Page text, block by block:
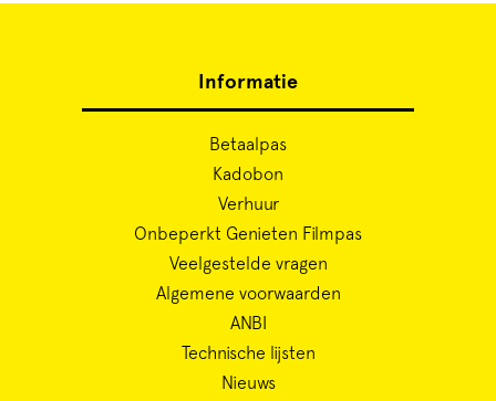
Informatie
Betaalpas
Kadobon
Verhuur
Onbeperkt Genieten Filmpas
Veelgestelde vragen
Algemene voorwaarden
ANBI
Technische lijsten
Nieuws